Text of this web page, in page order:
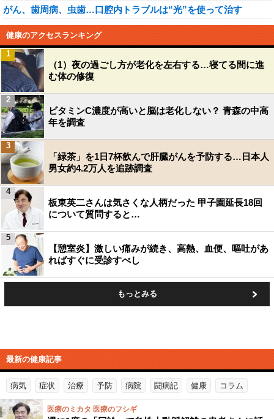
がん、歯周病、虫歯…口腔内トラブルは“光”を使って治す
健康のアクセスランキング
（1）夜の過ごし方が老化を左右する…寝てる間に進
む体の修復
1
ビタミンC濃度が高いと脳は老化しない？ 青森の中高
年を調査
2
「緑茶」を1日7杯飲んで肝臓がんを予防する…日本人
男女約4.2万人を追跡調査
3
板東英二さんは気さくな人柄だった 甲子園延長18回
について質問すると…
4
【憩室炎】激しい痛みが続き、高熱、血便、嘔吐があ
ればすぐに受診すべし
5
もっとみる
最新の健康記事
病気 症状 治療 予防 病院 闘病記 健康 コラム
医療のミカタ 医療のフシギ